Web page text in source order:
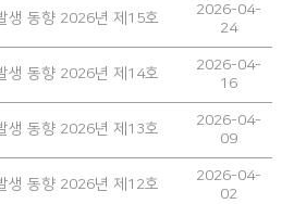
생 동향 2026년 제15호
2026-04-
24
생 동향 2026년 제14호
2026-04-
16
생 동향 2026년 제13호
2026-04-
09
생 동향 2026년 제12호
2026-04-
02